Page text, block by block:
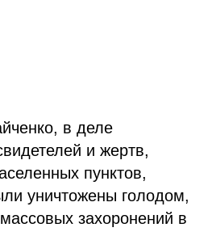
в деле
и жертв,
пунктов,
уничтожены голодом,
захоронений в